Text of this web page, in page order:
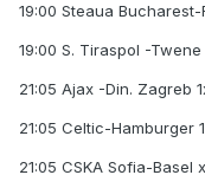
19:00 Steaua
19:00 S. Tiraspol -Twene
21:05 Ajax -Din. Zagreb
21:05 Celtic-Hamburger 1
21:05 CSKA Sofia-Basel x